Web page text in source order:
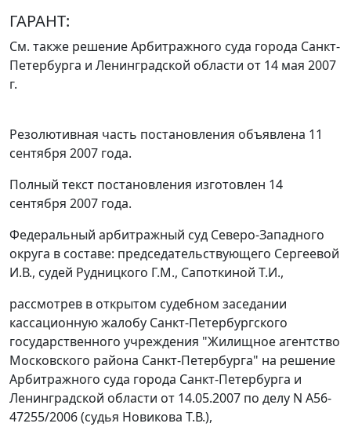
ГАРАНТ:
См. также решение Арбитражного суда города Санкт-
Петербурга и Ленинградской области от 14 мая 2007
г.
Резолютивная часть постановления объявлена 11
сентября 2007 года.
Полный текст постановления изготовлен 14
сентября 2007 года.
Федеральный арбитражный суд Северо-Западного
округа в составе: председательствующего Сергеевой
И.В., судей Рудницкого Г.М., Сапоткиной Т.И.,
рассмотрев в открытом судебном заседании
кассационную жалобу Санкт-Петербургского
государственного учреждения "Жилищное агентство
Московского района Санкт-Петербурга" на решение
Арбитражного суда города Санкт-Петербурга и
Ленинградской области от 14.05.2007 по делу N А56-
47255/2006 (судья Новикова Т.В.),